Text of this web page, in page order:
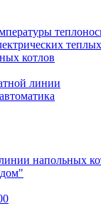
котлов
линии
напольных